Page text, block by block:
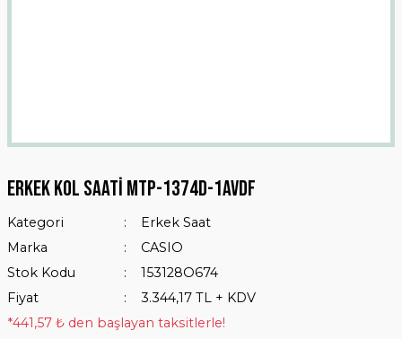
Erkek Kol Saati Mtp-1374d-1avdf
Kategori
Erkek Saat
Marka
CASIO
Stok Kodu
153128O674
Fiyat
3.344,17 TL + KDV
*441,57 ₺ den başlayan taksitlerle!